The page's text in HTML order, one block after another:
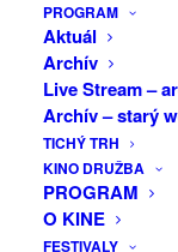
PROGRAM
Aktuál
Archív
Live Stream –
Archív – starý
TICHÝ TRH
KINO DRUŽBA
PROGRAM
O KINE
FESTIVALY
Alienum
detraxit
Mei an
Eos ei nisl